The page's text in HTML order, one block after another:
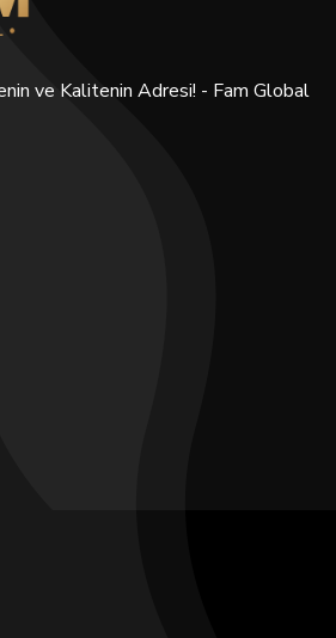
ve Kalitenin Adresi! - Fam Global